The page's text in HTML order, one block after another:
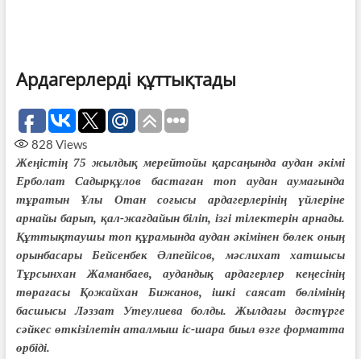
Ардагерлерді құттықтады
828 Views
Жеңістің 75 жылдық мерейтойы қарсаңында аудан әкімі
Ерболат Садырқұлов бастаған топ аудан аумағында
тұратын Ұлы Отан соғысы ардагерлерінің үйлеріне
арнайы барып, қал-жағдайын біліп, ізгі тілектерін арнады.
Құттықтаушы топ құрамында аудан әкімінен бөлек оның
орынбасары Бейсенбек Әлпейісов, мәслихат хатшысы
Тұрсынхан Жаманбаев, аудандық ардагерлер кеңесінің
төрағасы Қожайхан Бижанов, ішкі саясат бөлімінің
басшысы Ләззат Утеулиева болды. Жылдағы дәстүрге
сәйкес өткізілетін аталмыш іс-шара биыл өзге форматта
өрбіді.